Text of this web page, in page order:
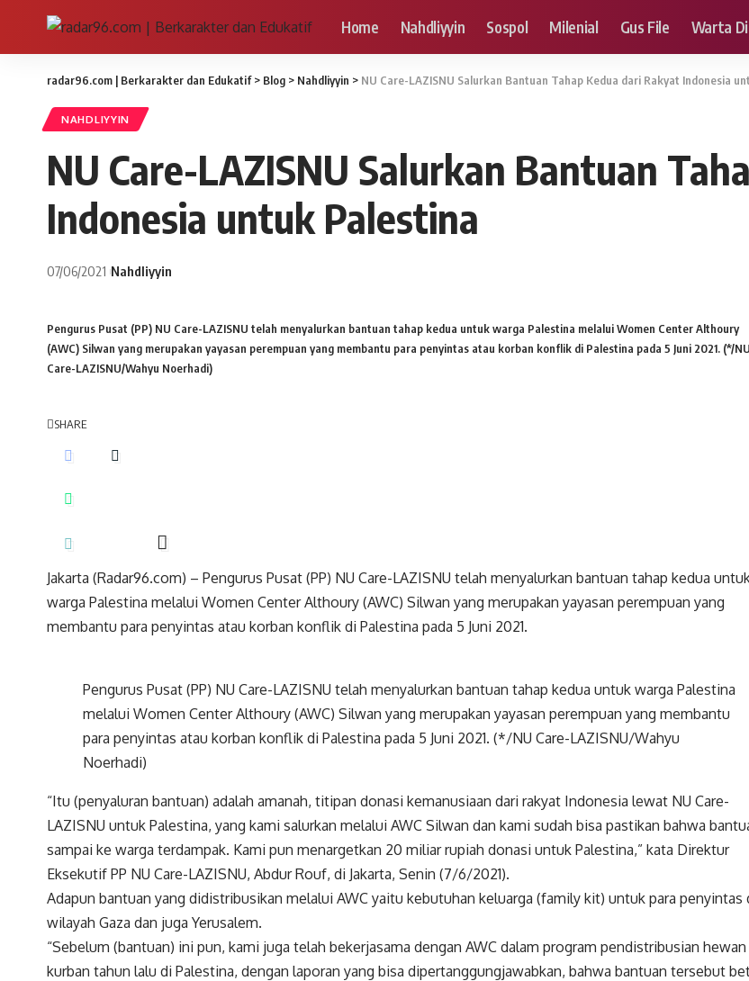
Home Nahdliyyin Sospol Milenial Gus File Warta
radar96.com | Berkarakter dan Edukatif> Blog > Nahdliyyin > NU Care-LAZISNU Salurkan Bantuan Tahap Kedua dari Rakyat Indonesia
NAHDLIYYIN
NU Care-LAZISNU Salurkan Bantuan
Indonesia untuk Palestina
07/06/2021 Nahdliyyin
Pengurus Pusat (PP) NU Care-LAZISNU telah menyalurkan bantuan tahap kedua untuk warga Palestina melalui Women Center Althoury
(AWC) Silwan yang merupakan yayasan perempuan yang membantu para penyintas atau korban konflik di Palestina pada 5 Juni 2021. (*/NU
Care-LAZISNU/Wahyu Noerhadi)
SHARE
Jakarta (Radar96.com) – Pengurus Pusat (PP) NU Care-LAZISNU telah menyalurkan bantuan tahap kedua
warga Palestina melalui Women Center Althoury (AWC) Silwan yang merupakan yayasan perempuan yang
membantu para penyintas atau korban konflik di Palestina pada 5 Juni 2021.
Pengurus Pusat (PP) NU Care-LAZISNU telah menyalurkan bantuan tahap kedua untuk warga Palestina
melalui Women Center Althoury (AWC) Silwan yang merupakan yayasan perempuan yang membantu
para penyintas atau korban konflik di Palestina pada 5 Juni 2021. (*/NU Care-LAZISNU/Wahyu
Noerhadi)
“Itu (penyaluran bantuan) adalah amanah, titipan donasi kemanusiaan dari rakyat Indonesia lewat NU Care-
LAZISNU untuk Palestina, yang kami salurkan melalui AWC Silwan dan kami sudah bisa pastikan bahwa
sampai ke warga terdampak. Kami pun menargetkan 20 miliar rupiah donasi untuk Palestina,” kata Direktur
Eksekutif PP NU Care-LAZISNU, Abdur Rouf, di Jakarta, Senin (7/6/2021).
Adapun bantuan yang didistribusikan melalui AWC yaitu kebutuhan keluarga (family kit) untuk para penyintas
wilayah Gaza dan juga Yerusalem.
“Sebelum (bantuan) ini pun, kami juga telah bekerjasama dengan AWC dalam program pendistribusian hewan
kurban tahun lalu di Palestina, dengan laporan yang bisa dipertanggungjawabkan, bahwa bantuan tersebut